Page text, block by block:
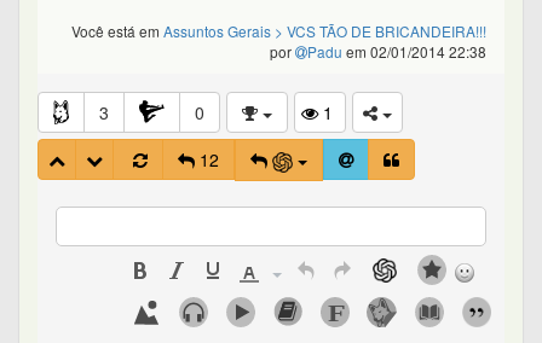
Você está em Assuntos Gerais > VCS TÃO DE BRICANDEIRA!!!
por
Padu em 02/01/2014 22:38
3 0
1
12